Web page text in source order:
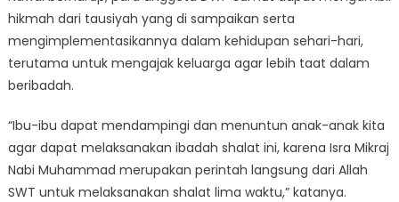
hikmah dari tausiyah yang di sampaikan serta
mengimplementasikannya dalam kehidupan sehari-hari,
terutama untuk mengajak keluarga agar lebih taat dalam
beribadah.
“Ibu-ibu dapat mendampingi dan menuntun anak-anak kita
agar dapat melaksanakan ibadah shalat ini, karena Isra Mikraj
Nabi Muhammad merupakan perintah langsung dari Allah
SWT untuk melaksanakan shalat lima waktu,” katanya.